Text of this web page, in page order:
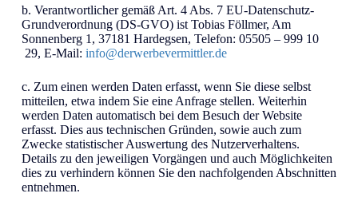
b. Verantwortlicher gemäß Art. 4 Abs. 7 EU-Datenschutz-
Grundverordnung (DS-GVO) ist Tobias Föllmer, Am
Sonnenberg 1, 37181 Hardegsen, Telefon: 05505 – 999 10
29, E-Mail: info@derwerbevermittler.de
c. Zum einen werden Daten erfasst, wenn Sie diese selbst
mitteilen, etwa indem Sie eine Anfrage stellen. Weiterhin
werden Daten automatisch bei dem Besuch der Website
erfasst. Dies aus technischen Gründen, sowie auch zum
Zwecke statistischer Auswertung des Nutzerverhaltens.
Details zu den jeweiligen Vorgängen und auch Möglichkeiten
dies zu verhindern können Sie den nachfolgenden Abschnitten
entnehmen.